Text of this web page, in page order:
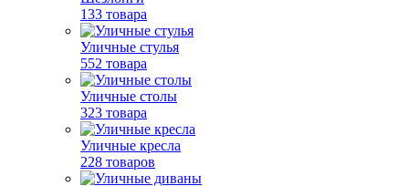
133 товара
Уличные стулья
552 товара
Уличные столы
323 товара
Уличные кресла
228 товаров